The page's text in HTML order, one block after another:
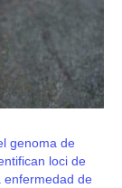
genoma de
loci de
enfermedad de